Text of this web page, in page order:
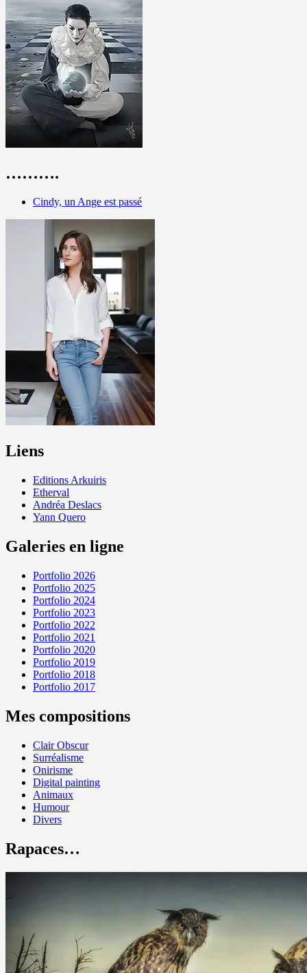
……….
Cindy, un Ange est passé
Liens
Editions Arkuiris
Etherval
Andréa Deslacs
Yann Quero
Galeries en ligne
Portfolio 2026
Portfolio 2025
Portfolio 2024
Portfolio 2023
Portfolio 2022
Portfolio 2021
Portfolio 2020
Portfolio 2019
Portfolio 2018
Portfolio 2017
Mes compositions
Clair Obscur
Surréalisme
Onirisme
Digital painting
Animaux
Humour
Divers
Rapaces…